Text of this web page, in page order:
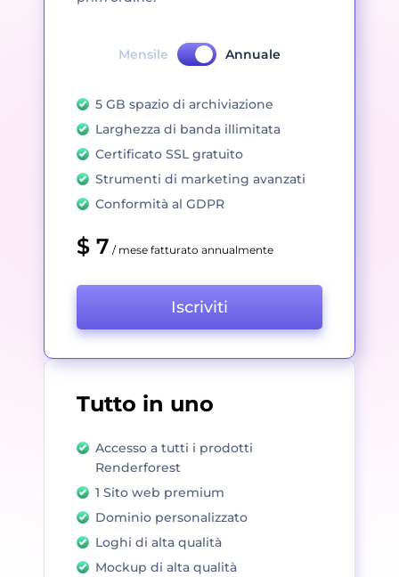
Mensile Annuale
5 GB spazio di archiviazione
Larghezza di banda illimitata
Certificato SSL gratuito
Strumenti di marketing avanzati
Conformità al GDPR
$ 7 / mese fatturato annualmente
Iscriviti
Tutto in uno
Accesso a tutti i prodotti
Renderforest
1 Sito web premium
Dominio personalizzato
Loghi di alta qualità
Mockup di alta qualità